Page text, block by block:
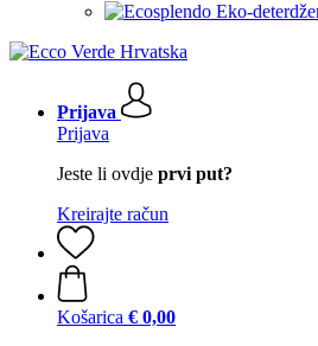
Eko-
Prijava
Prijava
Jeste li ovdje prvi put?
Kreirajte račun
Košarica € 0,00